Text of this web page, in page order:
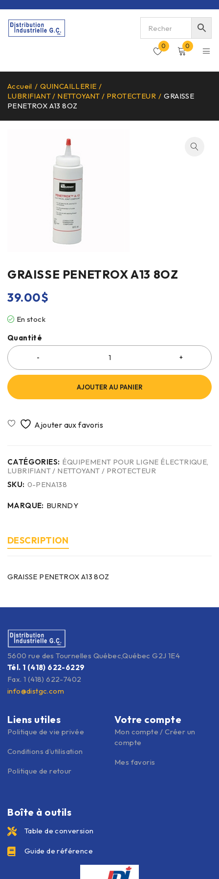
0 0
Accueil / QUINCAILLERIE /
LUBRIFIANT / NETTOYANT / PROTECTEUR / GRAISSE
PENETROX A13 8OZ
GRAISSE PENETROX A13 8OZ
39.00$
En stock
Quantité
AJOUTER AU PANIER
CATÉGORIES: ÉQUIPEMENT POUR LIGNE ÉLECTRIQUE,
LUBRIFIANT / NETTOYANT / PROTECTEUR
SKU: 0-PENA138
MARQUE: BURNDY
DESCRIPTION
GRAISSE PENETROX A13 8OZ
5600 rue des Tournelles Québec,Québec G2J 1E4
Tél. 1 (418) 622-6229
Fax. 1 (418) 622-7402
info@distgc.com
Liens utiles
Politique de vie privée
Conditions d’utilisation
Politique de retour
Votre compte
Mon compte / Créer un
compte
Mes favoris
Boîte à outils
Table de conversion
Guide de référence